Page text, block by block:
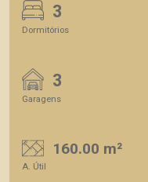
3
Dormitórios
3
Garagens
160.00 m²
A. Útil